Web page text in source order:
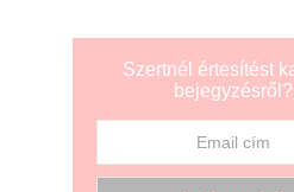
Szertnél értesítést
bejegyzésről?